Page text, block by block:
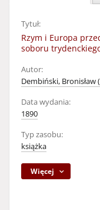
Tytuł:
Rzym i Europa
soboru
Autor:
Dembiński, Bronisław
Data wydania:
1890
Typ zasobu:
książka
Więcej